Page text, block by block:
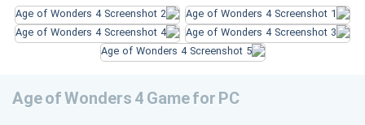
Age of Wonders 4 Game for PC